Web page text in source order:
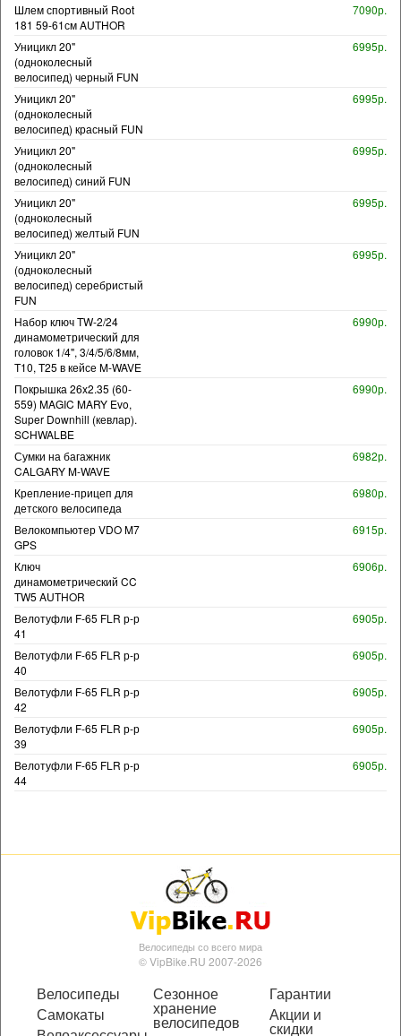
Шлем спортивный Root
181 59-61см AUTHOR
7090р.
Уницикл 20"
(одноколесный
велосипед) черный FUN
6995р.
Уницикл 20"
(одноколесный
велосипед) красный FUN
6995р.
Уницикл 20"
(одноколесный
велосипед) синий FUN
6995р.
Уницикл 20"
(одноколесный
велосипед) желтый FUN
6995р.
Уницикл 20"
(одноколесный
велосипед) серебристый
FUN
6995р.
Набор ключ TW-2/24
динамометрический для
головок 1/4", 3/4/5/6/8мм,
T10, T25 в кейсе M-WAVE
6990р.
Покрышка 26x2.35 (60-
559) MAGIC MARY Evo,
Super Downhill (кевлар).
SCHWALBE
6990р.
Сумки на багажник
CALGARY M-WAVE
6982р.
Крепление-прицеп для
детского велосипеда
6980р.
Велокомпьютер VDO M7
GPS
6915р.
Ключ
динамометрический CC
TW5 AUTHOR
6906р.
Велотуфли F-65 FLR р-р
41
6905р.
Велотуфли F-65 FLR р-р
40
6905р.
Велотуфли F-65 FLR р-р
42
6905р.
Велотуфли F-65 FLR р-р
39
6905р.
Велотуфли F-65 FLR р-р
44
6905р.
Велосипеды со всего мира
© VipBike.RU 2007-2026
Велосипеды
Самокаты
Сезонное
хранение
велосипедов
Гарантии
Акции и
скидки